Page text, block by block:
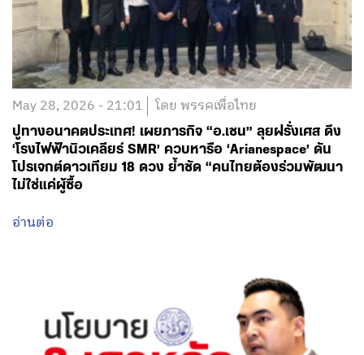
May 28, 2026 - 21:01 โดย พรรคเพื่อไทย
ปูทางอนาคตประเทศ! เผยภารกิจ “อ.เชน” ลุยฝรั่งเศส ดึง
‘โรงไฟฟ้านิวเคลียร์ SMR’ ควบหารือ ‘Arianespace’ ดัน
โปรเจกต์ดาวเทียม 18 ดวง ย้ำชัด “คนไทยต้องร่วมพัฒนา
ไม่ใช่แค่ผู้ซื้อ
อ่านต่อ